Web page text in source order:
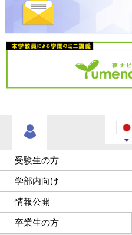
受験生の方
学部内向け
情報公開
卒業生の方